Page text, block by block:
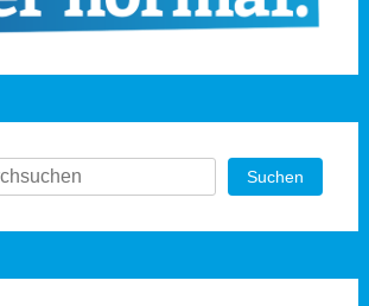
Suchen